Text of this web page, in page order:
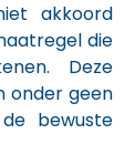
akkoord
die
Deze
onder geen
bewuste